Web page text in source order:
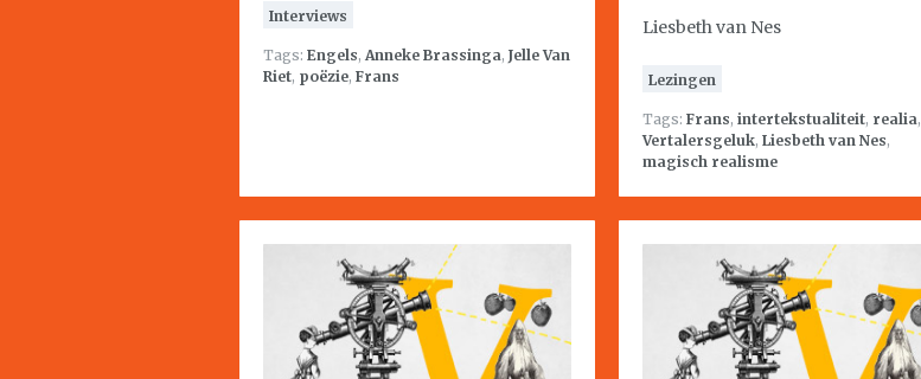
Interviews
Tags: Engels, Anneke Brassinga, Jelle Van
Riet, poëzie, Frans
Liesbeth van Nes
Lezingen
Tags: Frans, intertekstualiteit, realia,
Vertalersgeluk, Liesbeth van Nes,
magisch realisme